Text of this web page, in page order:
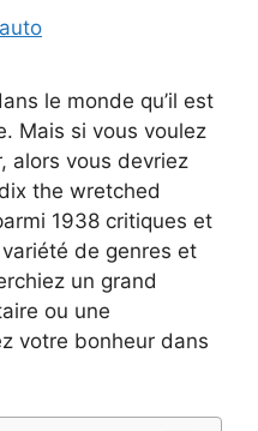
le monde qu’il est
Mais si vous voulez
alors vous devriez
the wretched
1938 critiques et
de genres et
un grand
ou une
votre bonheur dans